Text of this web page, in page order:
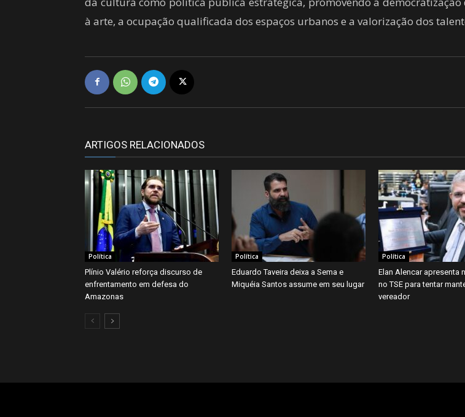
à arte, a ocupação qualificada dos espaços urbanos e a valorização dos
ARTIGOS RELACIONADOS
Política
Plínio Valério reforça discurso de
enfrentamento em defesa do
Amazonas
Política
Eduardo Taveira deixa a Sema e
Miquéia Santos assume em seu lugar
Política
Elan Alencar apresenta
no TSE para tentar
vereador